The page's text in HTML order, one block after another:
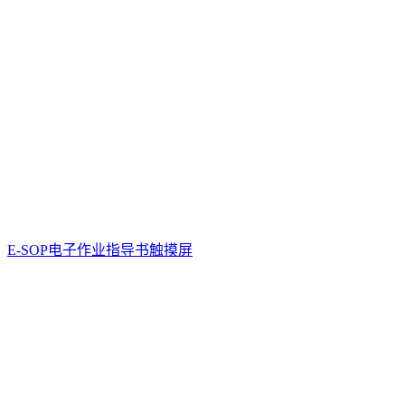
E-SOP电子作业指导书触摸屏